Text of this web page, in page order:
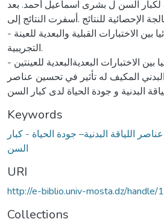
لكبار السن ل بشرى اسماعيل أحمد. بعد
الإحصائية للنتائج .أسفرت النتائج إلى:
- وجود فروق دالة إحصائيا بين الاختبارات القبلية والبعدية للعينة
التجريبية.
- وجود فروق دالة إحصائيا بين الاختبارات البعديةالبعدية للعينتين.
المكيف له تأثير في تحسين عناصر
Keywords
اللياقة البدنية– جودة الحياة - كبار
السن
URI
http://e-biblio.univ-mosta.dz/
Collections